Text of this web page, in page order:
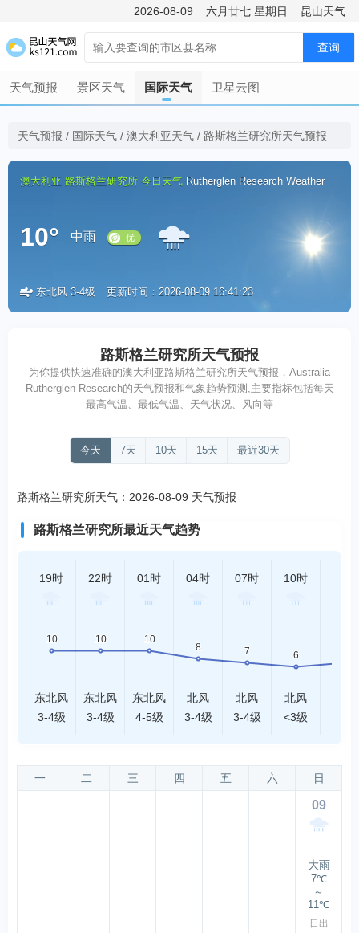
2026-08-09 六月廿七 星期日 昆山天气
查询
天气预报 景区天气 国际天气 卫星云图
天气预报 / 国际天气 / 澳大利亚天气 / 路斯格兰研究所天气预报
澳大利亚 路斯格兰研究所 今日天气 Rutherglen Research Weather
10° 中雨
优
东北风 3-4级 更新时间：2026-08-09 16:41:23
路斯格兰研究所天气预报
为你提供快速准确的澳大利亚路斯格兰研究所天气预报，Australia
Rutherglen Research的天气预报和气象趋势预测,主要指标包括每天
最高气温、最低气温、天气状况、风向等
今天 7天 10天 15天 最近30天
路斯格兰研究所天气：2026-08-09 天气预报
路斯格兰研究所最近天气趋势
19时
东北风
3-4级
22时
东北风
3-4级
01时
东北风
4-5级
04时
北风
3-4级
07时
北风
3-4级
10时
北风
<3级
一 二 三 四 五 六 日
09
大雨
7℃
～
11℃
日出